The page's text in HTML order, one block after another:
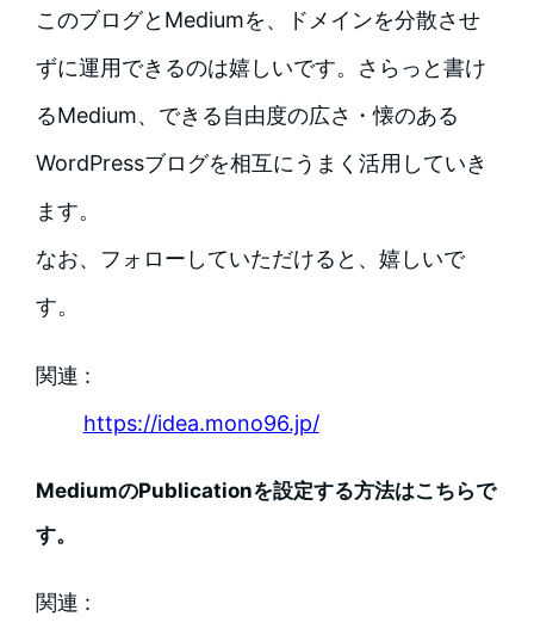
このブログとMediumを、ドメインを分散させ
ずに運用できるのは嬉しいです。さらっと書け
るMedium、できる自由度の広さ・懐のある
WordPressブログを相互にうまく活用していき
ます。
なお、フォローしていただけると、嬉しいで
す。
関連 :
https://idea.mono96.jp/
MediumのPublicationを設定する方法はこちらで
す。
関連 :